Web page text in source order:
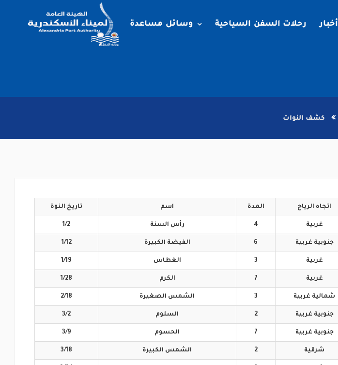
أخبار رحلات السفن السياحية وسائل مساعدة
كشف النوات
اتجاه الرياح المدة اسم تاريخ النوة
غربية 4 رأس السنة 1/2
جنوبية غربية 6 الفيضة الكبيرة 1/12
غربية 3 الغطاس 1/19
غربية 7 الكرم 1/28
شمالية غربية 3 الشمس الصغيرة 2/18
جنوبية غربية 2 السلوم 3/2
جنوبية غربية 7 الحسوم 3/9
شرقية 2 الشمس الكبيرة 3/18